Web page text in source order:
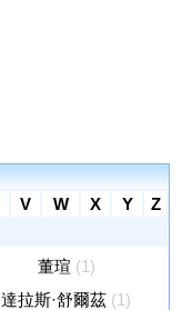
V W X Y
Z
董瑄 (1)
達拉斯·舒爾茲 (1)